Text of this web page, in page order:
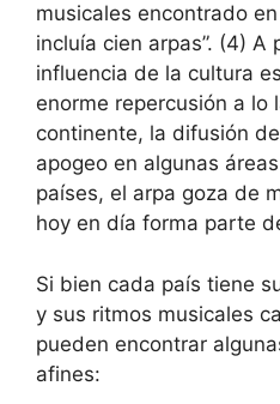
musicales encontrado
incluía cien arpas”. (4) A
influencia de la cultura
enorme repercusión a lo
continente, la difusión
apogeo en algunas
países, el arpa goza de
hoy en día forma parte
Si bien cada país tiene
y sus ritmos musicales
pueden encontrar
afines: